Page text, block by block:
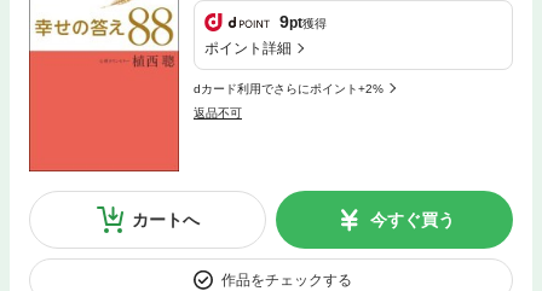
9pt獲得
ポイント詳細
dカード利用でさらにポイント+2%
返品不可
カートへ 今すぐ買う
作品をチェックする